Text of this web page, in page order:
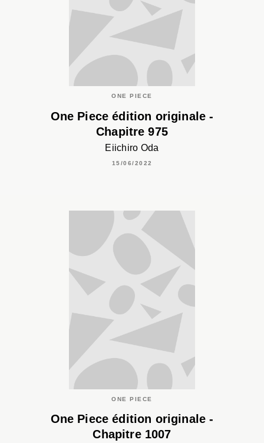
ONE PIECE
One Piece édition originale -
Chapitre 975
Eiichiro Oda
15/06/2022
ONE PIECE
One Piece édition originale -
Chapitre 1007